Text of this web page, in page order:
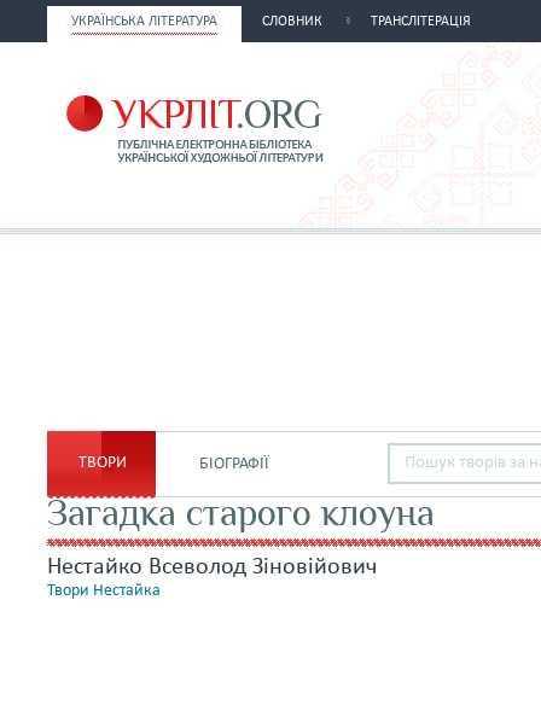
УКРАЇНСЬКА ЛІТЕРАТУРА СЛОВНИК ТРАНСЛІТЕРАЦІЯ
ТВОРИ БІОГРАФІЇ
Загадка старого клоуна
Нестайко Всеволод Зіновійович
Твори Нестайка